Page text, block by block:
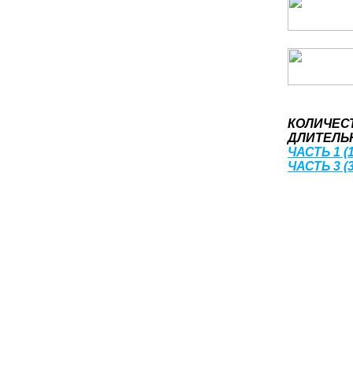
ЧАСТЬ 1
ЧАСТЬ 3